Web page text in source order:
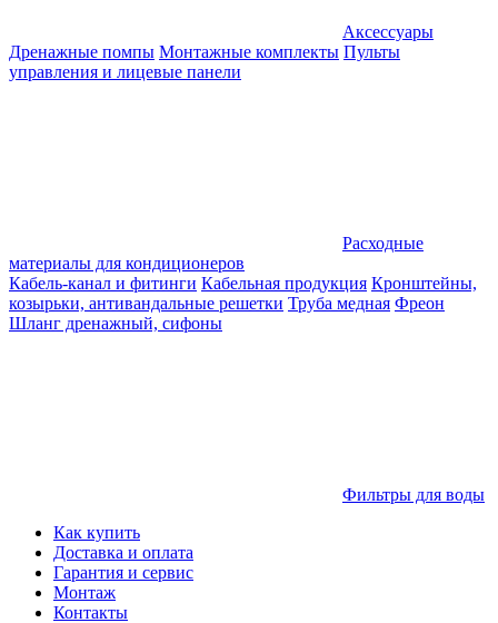
Аксессуары
Дренажные помпы Монтажные комплекты Пульты
управления и лицевые панели
Расходные
материалы для кондиционеров
Кабель-канал и фитинги Кабельная продукция Кронштейны,
козырьки, антивандальные решетки Труба медная Фреон
Шланг дренажный, сифоны
Фильтры для воды
Как купить
Доставка и оплата
Гарантия и сервис
Монтаж
Контакты